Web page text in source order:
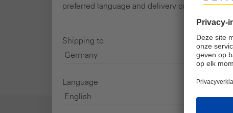
preferred language and delivery country and
Shipping to
Language